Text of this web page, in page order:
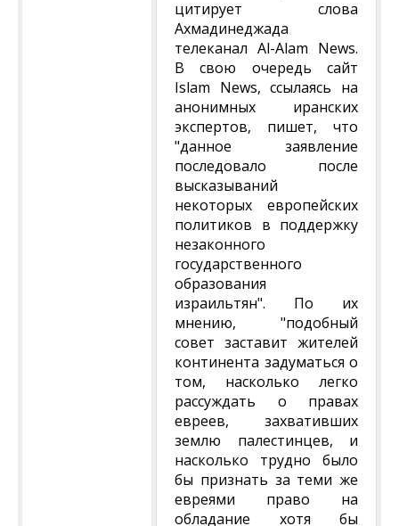
цитирует слова
Ахмадинеджада
телеканал Al-Alam News.
В свою очередь сайт
Islam News, ссылаясь на
анонимных иранских
экспертов, пишет, что
"данное заявление
последовало после
высказываний
некоторых европейских
политиков в поддержку
незаконного
государственного
образования
израильтян". По их
мнению, "подобный
совет заставит жителей
континента задуматься о
том, насколько легко
рассуждать о правах
евреев, захвативших
землю палестинцев, и
насколько трудно было
бы признать за теми же
евреями право на
обладание хотя бы